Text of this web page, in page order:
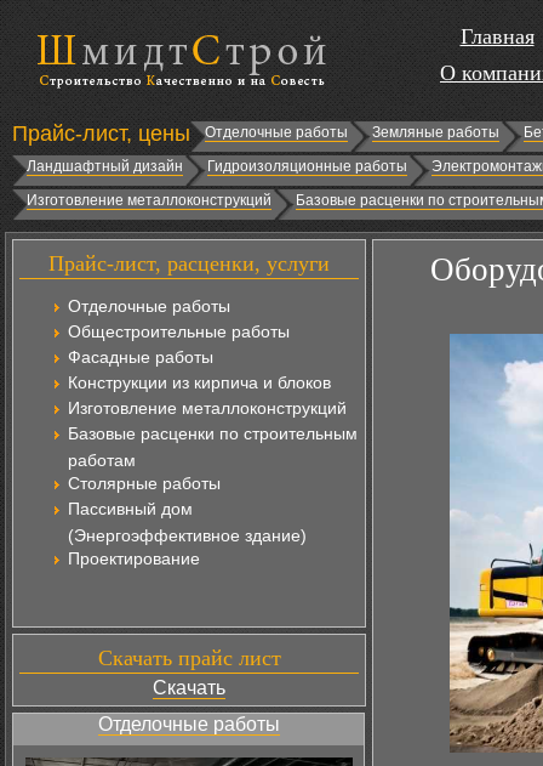
Главная
О
Прайс-лист, цены Отделочные работы Земляные работы
Ландшафтный дизайн
Гидроизоляционные работы
Изготовление металлоконструкций
Базовые расценки по
Прайс-лист, расценки, услуги
Отделочные работы
Общестроительные работы
Фасадные работы
Конструкции из кирпича и блоков
Изготовление металлоконструкций
Базовые расценки по строительным
работам
Столярные работы
Пассивный дом
(Энергоэффективное здание)
Проектирование
Скачать прайс лист
Скачать
Отделочные работы